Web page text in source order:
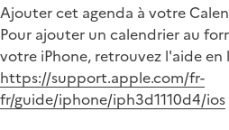
Ajouter cet agenda à votre
Pour ajouter un calendrier au
votre iPhone, retrouvez l'aide en
https://support.apple.com/fr-
fr/guide/iphone/iph3d1110d4/ios